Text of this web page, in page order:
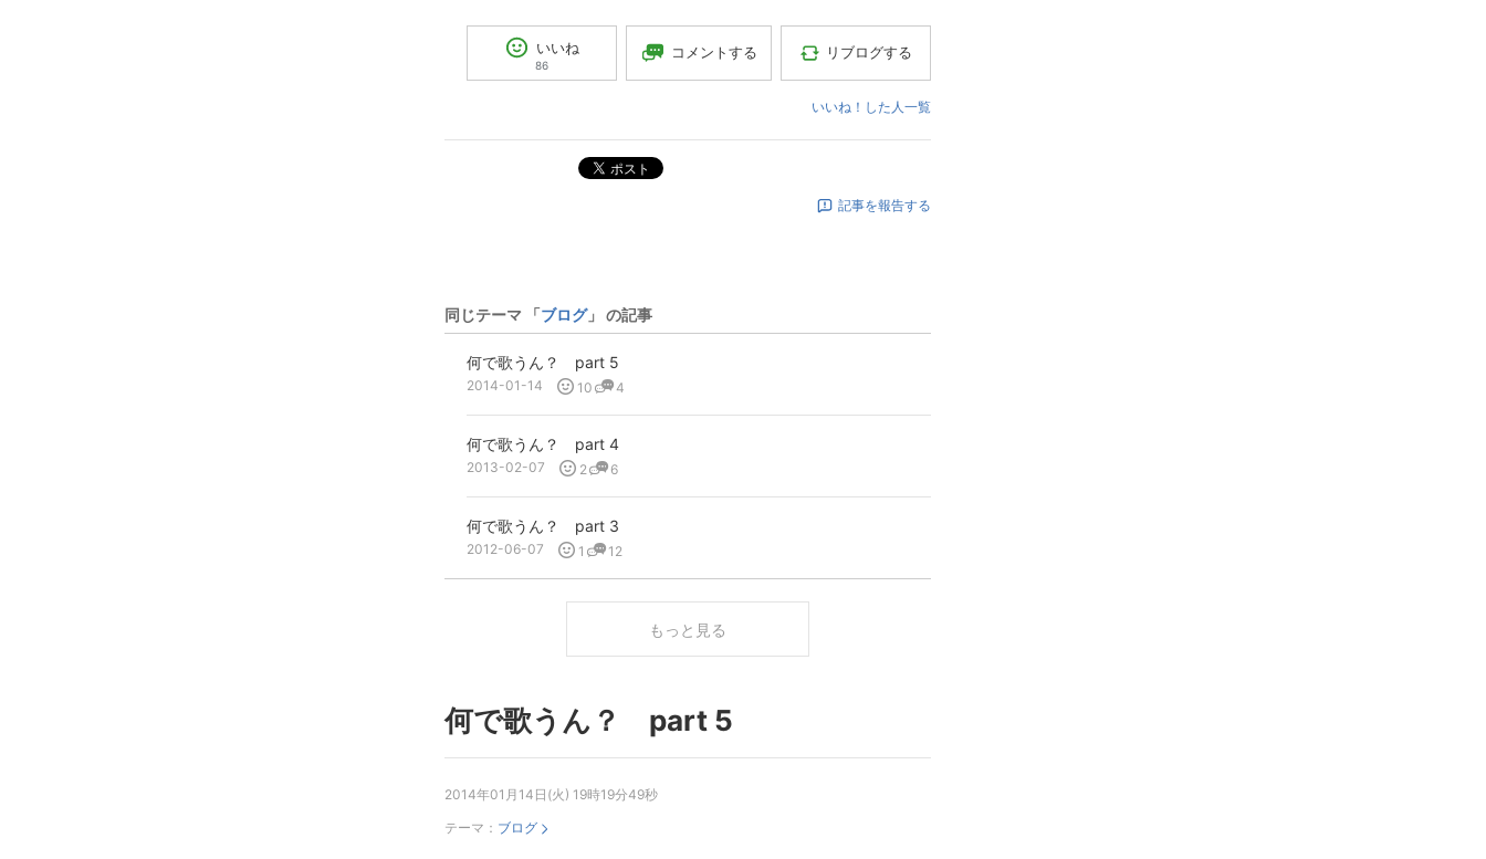
いいね
86
コメントする リブログする
いいね！した人一覧
ポスト
記事を報告する
同じテーマ 「ブログ」 の記事
何で歌うん？ part 5
2014-01-14 10 4
何で歌うん？ part 4
2013-02-07 2 6
何で歌うん？ part 3
2012-06-07 1 12
もっと見る
何で歌うん？ part 5
2014年01月14日(火) 19時19分49秒
テーマ： ブログ